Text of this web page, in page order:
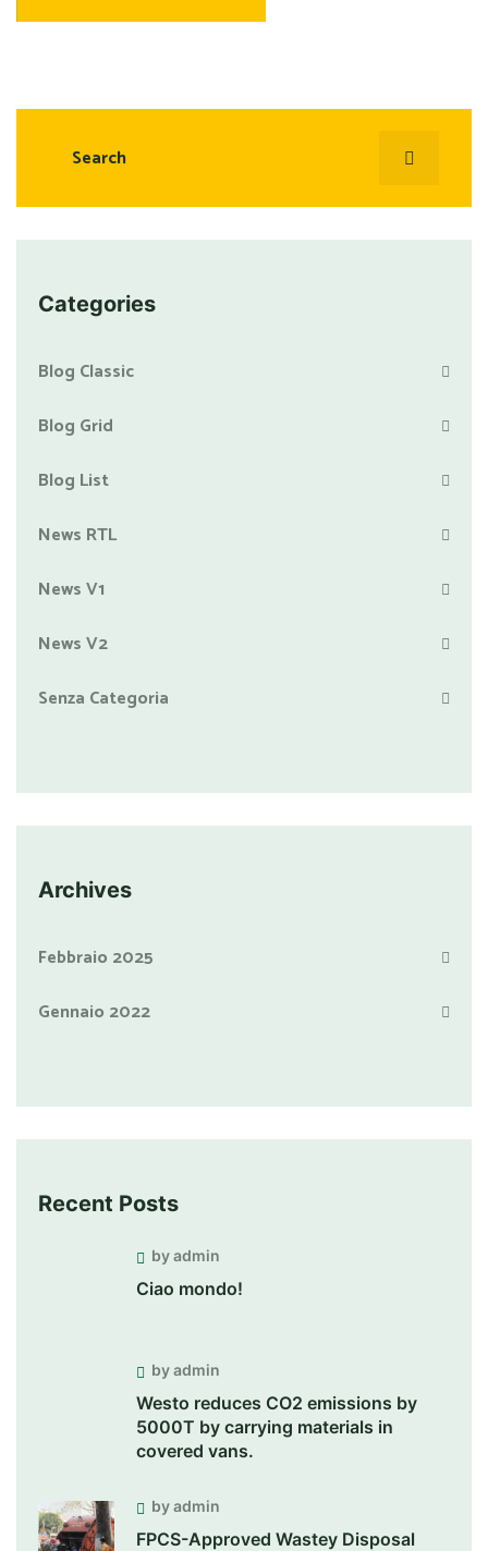
Categories
Blog Classic
Blog Grid
Blog List
News RTL
News V1
News V2
Senza Categoria
Archives
Febbraio 2025
Gennaio 2022
Recent Posts
by admin
Ciao mondo!
by admin
Westo reduces CO2 emissions by
5000T by carrying materials in
covered vans.
by admin
FPCS-Approved Wastey Disposal